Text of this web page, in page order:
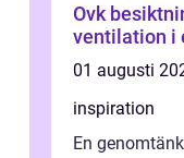
Ovk
ventilation i
01 augusti
inspiration
En